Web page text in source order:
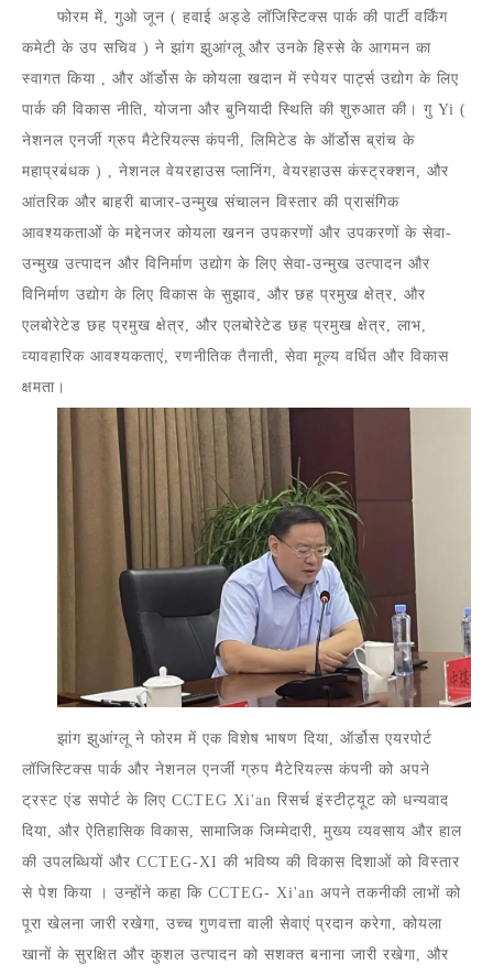
फोरम में, गुओ जून ( हवाई अड्डे लॉजिस्टिक्स पार्क की पार्टी वर्किंग
कमेटी के उप सचिव ) ने झांग झुआंग्लू और उनके हिस्से के आगमन का
स्वागत किया
, और ऑर्डोस के कोयला खदान में स्पेयर पार्ट्स उद्योग के लिए
पार्क की विकास नीति, योजना और बुनियादी स्थिति की शुरुआत की। गु Yi (
नेशनल एनर्जी ग्रुप मैटेरियल्स कंपनी, लिमिटेड के ऑर्डोस ब्रांच के
महाप्रबंधक )
, नेशनल वेयरहाउस प्लानिंग, वेयरहाउस कंस्ट्रक्शन, और
आंतरिक और बाहरी बाजार-उन्मुख संचालन विस्तार की प्रासंगिक
आवश्यकताओं के मद्देनजर कोयला खनन उपकरणों और उपकरणों के सेवा-
उन्मुख उत्पादन और विनिर्माण उद्योग के लिए सेवा-उन्मुख उत्पादन और
विनिर्माण उद्योग के लिए विकास के सुझाव, और छह प्रमुख क्षेत्र, और
एलबोरेटेड छह प्रमुख क्षेत्र, और एलबोरेटेड छह प्रमुख क्षेत्र, लाभ,
व्यावहारिक आवश्यकताएं, रणनीतिक तैनाती, सेवा मूल्य वर्धित और विकास
क्षमता।
झांग झुआंग्लू ने फोरम में एक विशेष भाषण दिया, ऑर्डोस एयरपोर्ट
लॉजिस्टिक्स पार्क और नेशनल एनर्जी ग्रुप मैटेरियल्स कंपनी को अपने
ट्रस्ट एंड सपोर्ट के लिए CCTEG Xi'an रिसर्च इंस्टीट्यूट को धन्यवाद
दिया, और ऐतिहासिक विकास, सामाजिक जिम्मेदारी, मुख्य व्यवसाय और हाल
की उपलब्धियों और CCTEG-XI की भविष्य की विकास दिशाओं को विस्तार
से पेश किया
। उन्होंने कहा कि CCTEG- Xi'an अपने तकनीकी लाभों को
पूरा खेलना जारी रखेगा, उच्च गुणवत्ता वाली सेवाएं प्रदान करेगा, कोयला
खानों के सुरक्षित और कुशल उत्पादन को सशक्त बनाना जारी रखेगा, और